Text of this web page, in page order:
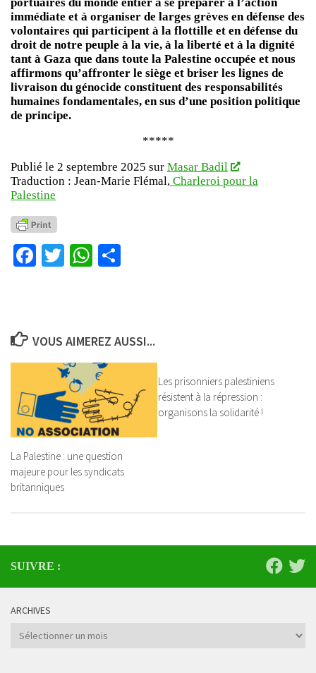
immédiate et à organiser de larges grèves en défense des
volontaires qui participent à la flottille et en défense du
droit de notre peuple à la vie, à la liberté et à la dignité
tant à Gaza que dans toute la Palestine occupée et nous
affirmons qu’affronter le siège et briser les lignes de
livraison du génocide constituent des responsabilités
humaines fondamentales, en sus d’une position politique
de principe.
*****
Publié le 2 septembre 2025 sur Masar Badil
Traduction : Jean-Marie Flémal, Charleroi pour la
Palestine
Facebook
TwitterWhatsApp
VOUS AIMEREZ AUSSI...
La Palestine : une question
majeure pour les syndicats
britanniques
Les prisonniers palestiniens
résistent à la répression :
organisons la solidarité !
SUIVRE :
ARCHIVES
Archives